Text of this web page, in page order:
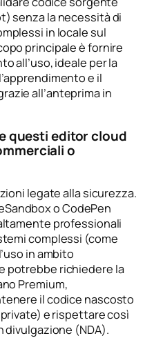
senza la necessità di
in locale sul
principale è fornire
all’uso, ideale per la
e il
all’anteprima in
questi editor cloud
o
legate alla sicurezza.
o CodePen
professionali
complessi (come
in ambito
potrebbe richiedere la
Premium,
il codice nascosto
e rispettare così
divulgazione (NDA).